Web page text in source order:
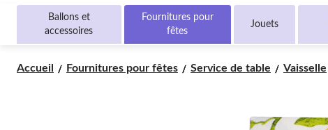
Lethbridge,
AB
Party
courament
Ballons et
accessoires
Fournitures pour
fêtes
Jouets
Accueil Fournitures pour fêtes Service de table Vaisselle